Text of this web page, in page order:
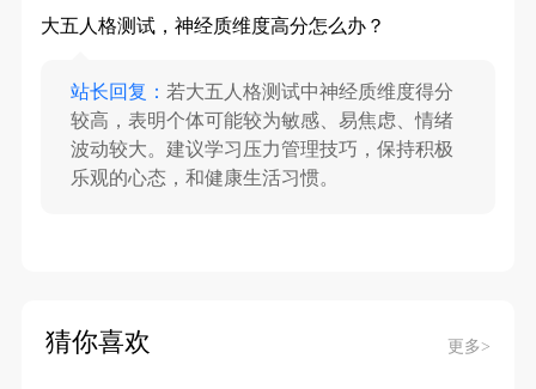
大五人格测试，神经质维度高分怎么办？
站长回复： 若大五人格测试中神经质维度得分
较高，表明个体可能较为敏感、易焦虑、情绪
波动较大。建议学习压力管理技巧，保持积极
乐观的心态，和健康生活习惯。
猜你喜欢 更多>